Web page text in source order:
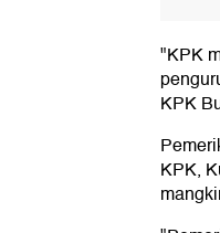
"KPK
KPK
KPK,